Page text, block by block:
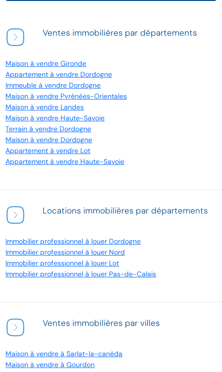
Ventes immobilières par départements
Maison à vendre Gironde
Appartement à vendre Dordogne
Immeuble à vendre Dordogne
Maison à vendre Pyrénées-Orientales
Maison à vendre Landes
Maison à vendre Haute-Savoie
Terrain à vendre Dordogne
Maison à vendre Dordogne
Appartement à vendre Lot
Appartement à vendre Haute-Savoie
Locations immobilières par départements
Immobilier professionnel à louer Dordogne
Immobilier professionnel à louer Nord
Immobilier professionnel à louer Lot
Immobilier professionnel à louer Pas-de-Calais
Ventes immobilières par villes
Maison à vendre à Sarlat-la-canéda
Maison à vendre à Gourdon